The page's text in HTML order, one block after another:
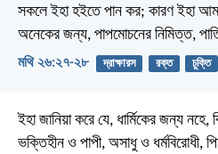
সকলে ইহা হইতে পান কর; কারণ ইহা
অনেকের জন্য, পাপমোচনের নিমিত্ত,
মথি ২৬:২৭-২৮ দ্রাক্ষারস রক্ত চুক্তি
ইহা জানিয়া করে যে, ধার্মিকের জন্য
ভক্তিহীন ও পাপী, অসাধু ও ধর্মবিরোধী,